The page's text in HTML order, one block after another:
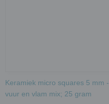
Keramiek micro squares 5 mm -
vuur en vlam mix; 25 gram